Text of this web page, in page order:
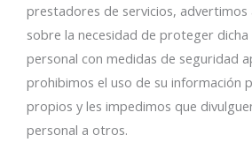
prestadores de servicios, advertimos
sobre la necesidad de proteger
personal con medidas de seguridad
prohibimos el uso de su información
propios y les impedimos que
personal a otros.